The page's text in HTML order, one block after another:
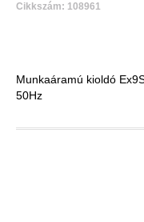
Cikkszám: 108961
Munkaáramú kioldó
50Hz